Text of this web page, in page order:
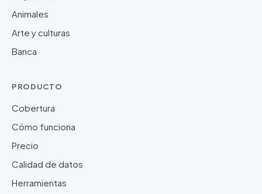
Animales
Arte y culturas
Banca
PRODUCTO
Cobertura
Cómo funciona
Precio
Calidad de datos
Herramientas